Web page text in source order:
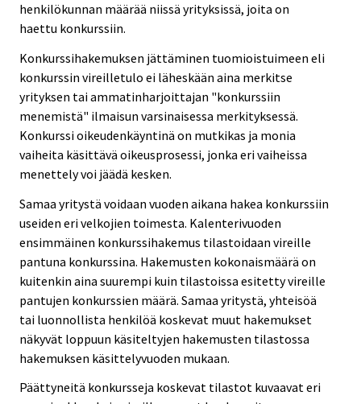
henkilökunnan määrää niissä yrityksissä, joita on
haettu konkurssiin.
Konkurssihakemuksen jättäminen tuomioistuimeen eli
konkurssin vireilletulo ei läheskään aina merkitse
yrityksen tai ammatinharjoittajan "konkurssiin
menemistä" ilmaisun varsinaisessa merkityksessä.
Konkurssi oikeudenkäyntinä on mutkikas ja monia
vaiheita käsittävä oikeusprosessi, jonka eri vaiheissa
menettely voi jäädä kesken.
Samaa yritystä voidaan vuoden aikana hakea konkurssiin
useiden eri velkojien toimesta. Kalenterivuoden
ensimmäinen konkurssihakemus tilastoidaan vireille
pantuna konkurssina. Hakemusten kokonaismäärä on
kuitenkin aina suurempi kuin tilastoissa esitetty vireille
pantujen konkurssien määrä. Samaa yritystä, yhteisöä
tai luonnollista henkilöä koskevat muut hakemukset
näkyvät loppuun käsiteltyjen hakemusten tilastossa
hakemuksen käsittelyvuoden mukaan.
Päättyneitä konkursseja koskevat tilastot kuvaavat eri